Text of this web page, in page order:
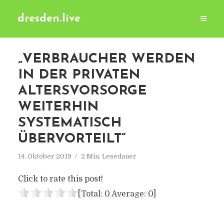
dresden.live
„VERBRAUCHER WERDEN
IN DER PRIVATEN
ALTERSVORSORGE
WEITERHIN
SYSTEMATISCH
ÜBERVORTEILT“
14. Oktober 2019 2 Min. Lesedauer
Click to rate this post!
[Total: 0 Average: 0]